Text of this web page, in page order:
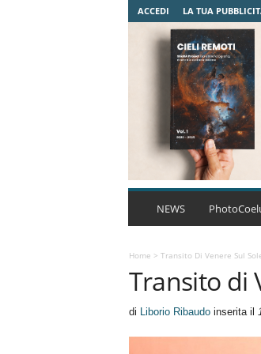
ACCEDI LA TUA
NEWS
Home > Transito Di Venere Sul
Transito di
di Liborio Ribaudoinserita il